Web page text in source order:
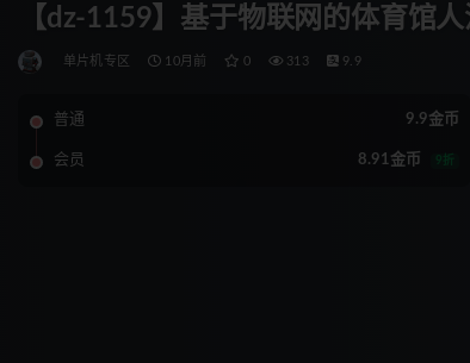
【dz-1159】基于物联网的体育馆
单片机专区 10月前 0 313 9.9
普通 9.9金币
会员 8.91金币 9折